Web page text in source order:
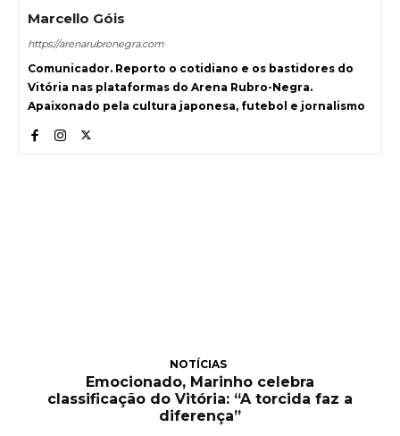
Marcello Góis
https://arenarubronegra.com
Comunicador. Reporto o cotidiano e os bastidores do
Vitória nas plataformas do Arena Rubro-Negra.
Apaixonado pela cultura japonesa, futebol e jornalismo
NOTÍCIAS
Emocionado, Marinho celebra
classificação do Vitória: “A torcida faz a
diferença”